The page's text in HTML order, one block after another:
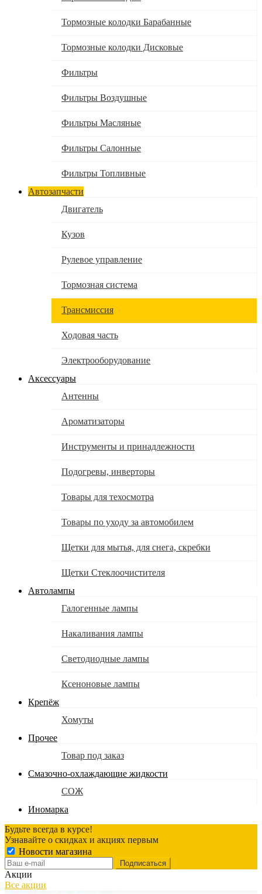
Тормозные колодки Барабанные
Тормозные колодки Дисковые
Фильтры
Фильтры Воздушные
Фильтры Масляные
Фильтры Салонные
Фильтры Топливные
Автозапчасти
Двигатель
Кузов
Рулевое управление
Тормозная система
Трансмиссия
Ходовая часть
Электрооборудование
Аксессуары
Антенны
Ароматизаторы
Инструменты и принадлежности
Подогревы, инверторы
Товары для техосмотра
Товары по уходу за автомобилем
Щетки для мытья, для снега, скребки
Щетки Стеклоочистителя
Автолампы
Галогенные лампы
Накаливания лампы
Светодиодные лампы
Ксеноновые лампы
Крепёж
Хомуты
Прочее
Товар под заказ
Смазочно-охлаждающие жидкости
СОЖ
Иномарка
Будьте всегда в курсе!
Узнавайте о скидках и акциях первым
Новости магазина
Акции
Все акции